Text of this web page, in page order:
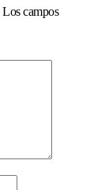
Los campos